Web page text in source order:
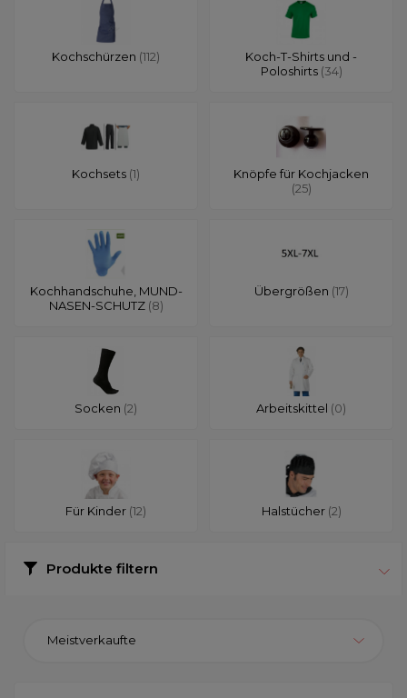
Kochschürzen (112)
Koch-T-Shirts und -
Poloshirts (34)
Kochsets (1)
Knöpfe für Kochjacken
(25)
Kochhandschuhe, MUND-
NASEN-SCHUTZ (8)
Übergrößen (17)
Socken (2) Arbeitskittel (0)
Für Kinder (12) Halstücher (2)
Produkte filtern
Meistverkaufte